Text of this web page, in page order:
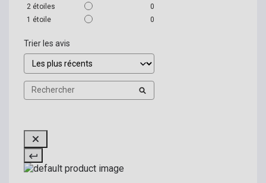
2 étoiles
0
1 étoile 0
Trier les avis